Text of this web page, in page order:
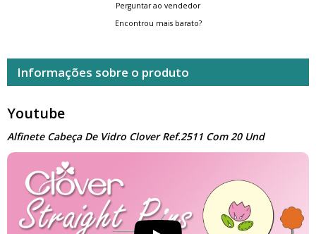
Perguntar ao vendedor
Encontrou mais barato?
Informações sobre o produto
Youtube
Alfinete Cabeça De Vidro Clover Ref.2511 Com 20 Und